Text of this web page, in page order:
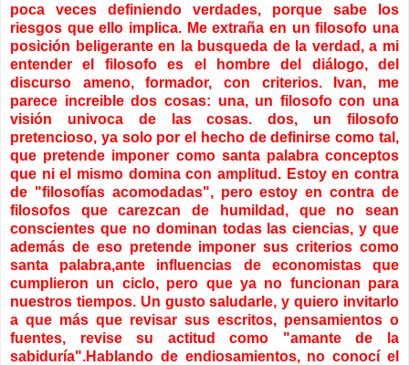
poca veces definiendo verdades, porque sabe los
riesgos que ello implica. Me extraña en un filosofo una
posición beligerante en la busqueda de la verdad, a mi
entender el filosofo es el hombre del diálogo, del
discurso ameno, formador, con criterios. Ivan, me
parece increible dos cosas: una, un filosofo con una
visión univoca de las cosas. dos, un filosofo
pretencioso, ya solo por el hecho de definirse como tal,
que pretende imponer como santa palabra conceptos
que ni el mismo domina con amplitud. Estoy en contra
de "filosofías acomodadas", pero estoy en contra de
filosofos que carezcan de humildad, que no sean
conscientes que no dominan todas las ciencias, y que
además de eso pretende imponer sus criterios como
santa palabra,ante influencias de economistas que
cumplieron un ciclo, pero que ya no funcionan para
nuestros tiempos. Un gusto saludarle, y quiero invitarlo
a que más que revisar sus escritos, pensamientos o
fuentes, revise su actitud como "amante de la
sabiduría".Hablando de endiosamientos, no conocí el